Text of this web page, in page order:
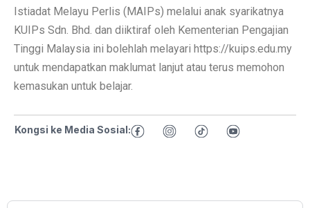
Istiadat Melayu Perlis (MAIPs) melalui anak syarikatnya
KUIPs Sdn. Bhd. dan diiktiraf oleh Kementerian Pengajian
Tinggi Malaysia ini bolehlah melayari https://kuips.edu.my
untuk mendapatkan maklumat lanjut atau terus memohon
kemasukan untuk belajar.
Kongsi ke Media Sosial: